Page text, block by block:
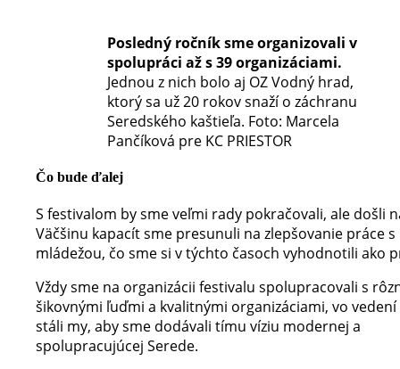
Posledný ročník sme organizovali v
spolupráci až s 39 organizáciami.
Jednou z nich bolo aj OZ Vodný hrad,
ktorý sa už 20 rokov snaží o záchranu
Seredského kaštieľa. Foto: Marcela
Pančíková pre KC PRIESTOR
Čo bude ďalej
S festivalom by sme veľmi rady pokračovali, ale došli
Väčšinu kapacít sme presunuli na zlepšovanie práce s
mládežou, čo sme si v týchto časoch vyhodnotili ako
Vždy sme na organizácii festivalu spolupracovali s
šikovnými ľuďmi a kvalitnými organizáciami, vo vedení
stáli my, aby sme dodávali tímu víziu modernej a
spolupracujúcej Serede.